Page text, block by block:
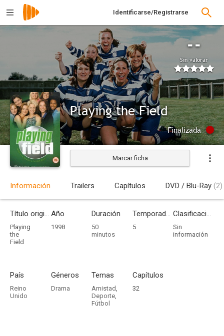
Identificarse/Registrarse
--
Sin valorar
Playing the Field
Finalizada
Marcar ficha
Información Trailers Capítulos DVD / Blu-Ray (2)
Título original
Playing
the
Field
Año
1998
Duración
50
minutos
Temporadas
5
Clasificación por edades
Sin
información
País
Reino
Unido
Géneros
Drama
Temas
Amistad,
Deporte,
Fútbol
Capítulos
32